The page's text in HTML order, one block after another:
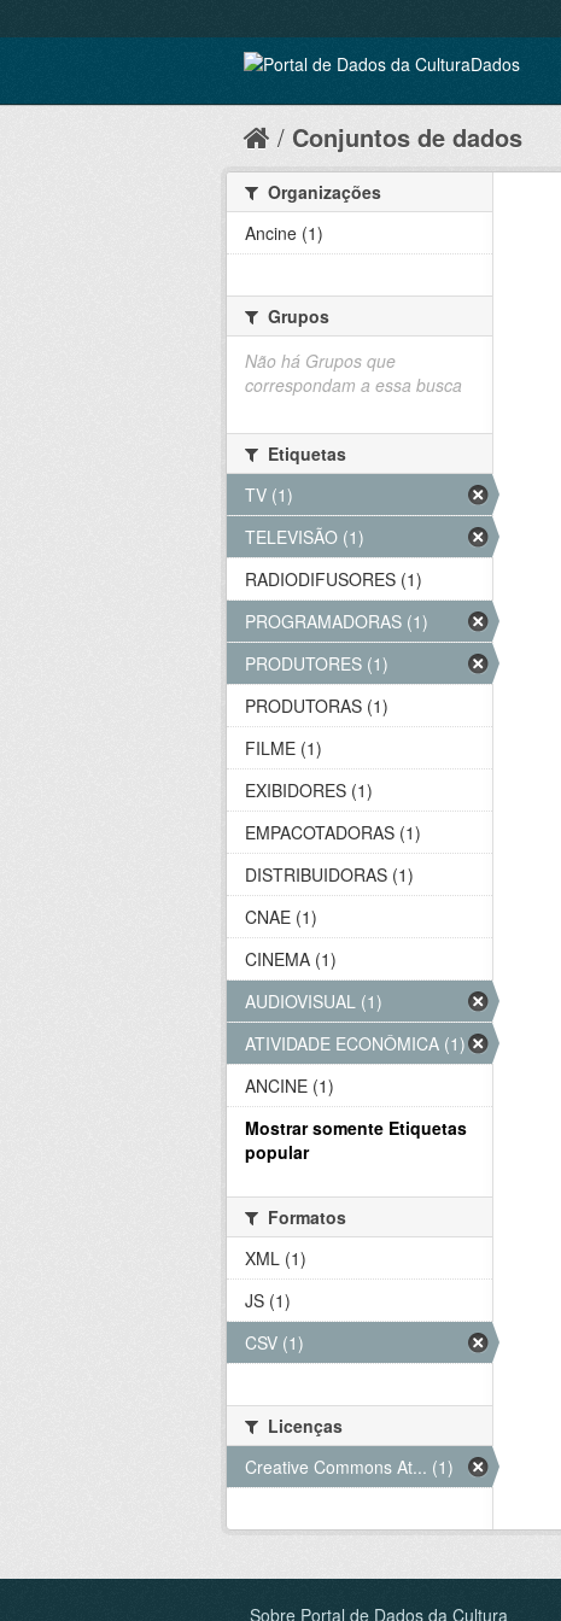
Conjuntos de dados
Organizações
Ancine (1)
Grupos
Não há Grupos que
correspondam a essa busca
Etiquetas
TV (1)
TELEVISÃO (1)
RADIODIFUSORES (1)
PROGRAMADORAS (1)
PRODUTORES (1)
PRODUTORAS (1)
FILME (1)
EXIBIDORES (1)
EMPACOTADORAS (1)
DISTRIBUIDORAS (1)
CNAE (1)
CINEMA (1)
AUDIOVISUAL (1)
ATIVIDADE ECONÔMICA (1)
ANCINE (1)
Mostrar somente Etiquetas
popular
Formatos
XML (1)
JS (1)
CSV (1)
Licenças
Creative Commons At... (1)
Sobre Portal de Dados da Cultura